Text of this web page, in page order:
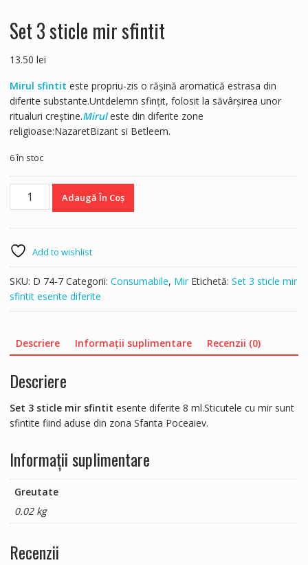
Set 3 sticle mir sfintit
13.50 lei
Mirul sfintit este propriu-zis o rășină aromatică estrasa din
diferite substante.Untdelemn sfințit, folosit la săvârșirea unor
ritualuri creștine.Miruleste din diferite zone
religioase:NazaretBizant si Betleem.
6 în stoc
Cantitate
mir
sfintit
Adaugă În Coș
Add to wishlist
SKU: D 74-7 Categorii: Consumabile, Mir Etichetă: Set 3 sticle mir
sfintit esente diferite
Descriere Informații suplimentare Recenzii (0)
Descriere
Set 3 sticle mir sfintit esente diferite 8 ml.Sticutele cu mir sunt
sfintite fiind aduse din zona Sfanta Poceaiev.
Informații suplimentare
Greutate
0.02 kg
Recenzii